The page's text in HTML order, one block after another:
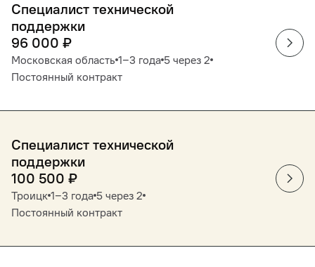
Специалист технической
поддержки
96 000 ₽
Московская область 1‒3 года 5 через 2
Постоянный контракт
Специалист технической
поддержки
100 500 ₽
Троицк 1‒3 года 5 через 2
Постоянный контракт